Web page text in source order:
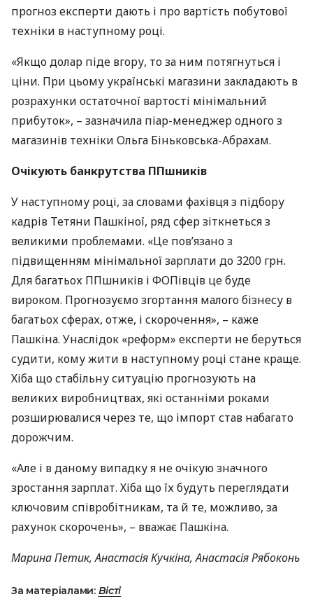
прогноз експерти дають і про вартість побутової
техніки в наступному році.
«Якщо долар піде вгору, то за ним потягнуться і
ціни. При цьому українські магазини закладають в
розрахунки остаточної вартості мінімальний
прибуток», – зазначила піар-менеджер одного з
магазинів техніки Ольга Біньковська-Абрахам.
Очікують банкрутства ППшників
У наступному році, за словами фахівця з підбору
кадрів Тетяни Пашкіної, ряд сфер зіткнеться з
великими проблемами. «Це пов’язано з
підвищенням мінімальної зарплати до 3200 грн.
Для багатьох ППшників і ФОПівців це буде
вироком. Прогнозуємо згортання малого бізнесу в
багатьох сферах, отже, і скорочення», – каже
Пашкіна. Унаслідок «реформ» експерти не беруться
судити, кому жити в наступному році стане краще.
Хіба що стабільну ситуацію прогнозують на
великих виробництвах, які останніми роками
розширювалися через те, що імпорт став набагато
дорожчим.
«Але і в даному випадку я не очікую значного
зростання зарплат. Хіба що їх будуть переглядати
ключовим співробітникам, та й те, можливо, за
рахунок скорочень», – вважає Пашкіна.
Марина Петик, Анастасія Кучкіна, Анастасія Рябоконь
За матеріалами: Вісті